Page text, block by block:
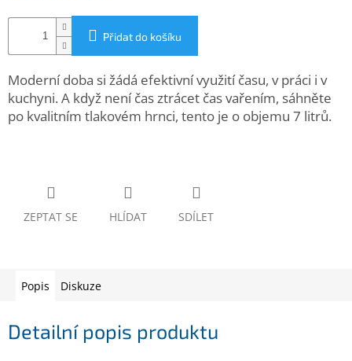
Gaming
Telefony
tablety
Dílna
spotřebiče
Počítače
a
Přidat do košíku
Moderní doba si žádá efektivní využití času, v práci i v
kuchyni. A když není čas ztrácet čas vařením, sáhněte
po kvalitním tlakovém hrnci, tento je o objemu 7 litrů.
ZEPTAT SE HLÍDAT SDÍLET
Popis Diskuze
Detailní popis produktu